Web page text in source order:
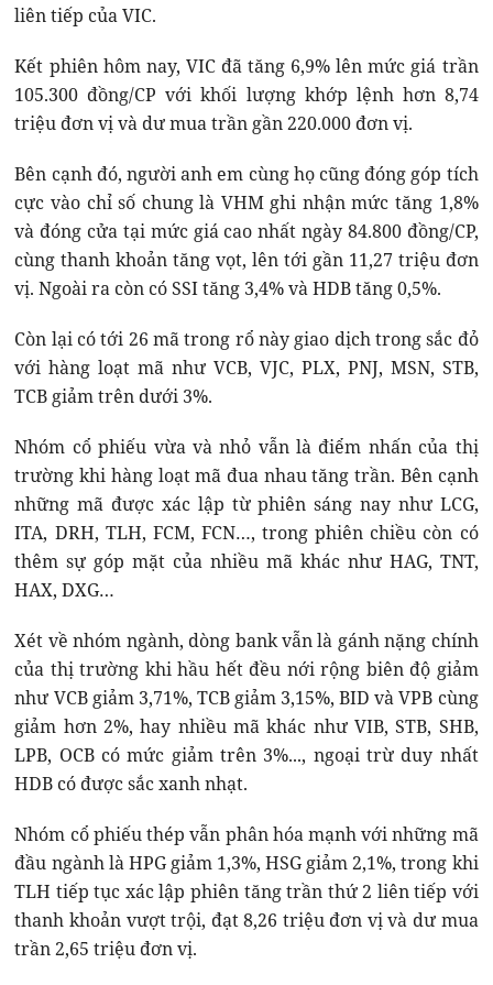
liên tiếp của VIC.
Kết phiên hôm nay, VIC đã tăng 6,9% lên mức giá trần
105.300 đồng/CP với khối lượng khớp lệnh hơn 8,74
triệu đơn vị và dư mua trần gần 220.000 đơn vị.
Bên cạnh đó, người anh em cùng họ cũng đóng góp tích
cực vào chỉ số chung là VHM ghi nhận mức tăng 1,8%
và đóng cửa tại mức giá cao nhất ngày 84.800 đồng/CP,
cùng thanh khoản tăng vọt, lên tới gần 11,27 triệu đơn
vị. Ngoài ra còn có SSI tăng 3,4% và HDB tăng 0,5%.
Còn lại có tới 26 mã trong rổ này giao dịch trong sắc đỏ
với hàng loạt mã như VCB, VJC, PLX, PNJ, MSN, STB,
TCB giảm trên dưới 3%.
Nhóm cổ phiếu vừa và nhỏ vẫn là điểm nhấn của thị
trường khi hàng loạt mã đua nhau tăng trần. Bên cạnh
những mã được xác lập từ phiên sáng nay như LCG,
ITA, DRH, TLH, FCM, FCN…, trong phiên chiều còn có
thêm sự góp mặt của nhiều mã khác như HAG, TNT,
HAX, DXG…
Xét về nhóm ngành, dòng bank vẫn là gánh nặng chính
của thị trường khi hầu hết đều nới rộng biên độ giảm
như VCB giảm 3,71%, TCB giảm 3,15%, BID và VPB cùng
giảm hơn 2%, hay nhiều mã khác như VIB, STB, SHB,
LPB, OCB có mức giảm trên 3%..., ngoại trừ duy nhất
HDB có được sắc xanh nhạt.
Nhóm cổ phiếu thép vẫn phân hóa mạnh với những mã
đầu ngành là HPG giảm 1,3%, HSG giảm 2,1%, trong khi
TLH tiếp tục xác lập phiên tăng trần thứ 2 liên tiếp với
thanh khoản vượt trội, đạt 8,26 triệu đơn vị và dư mua
trần 2,65 triệu đơn vị.